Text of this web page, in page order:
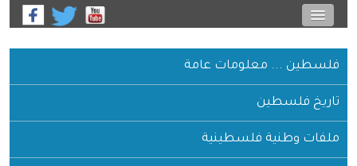
فلسطين ... معلومات عامة
تاريخ فلسطين
ملفات وطنية فلسطينية